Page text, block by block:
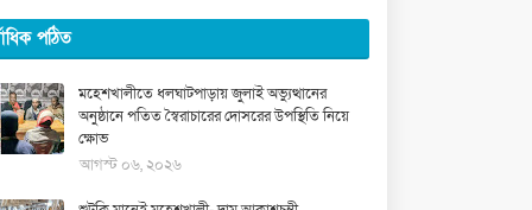
পঠিত
মহেশখালীতে ধলঘাটপাড়ায় জুলাই অভ্যুত্থানের
অনুষ্ঠানে পতিত স্বৈরাচারের দোসরের উপস্থিতি নিয়ে
ক্ষোভ
আগস্ট ০৬, ২০২৬